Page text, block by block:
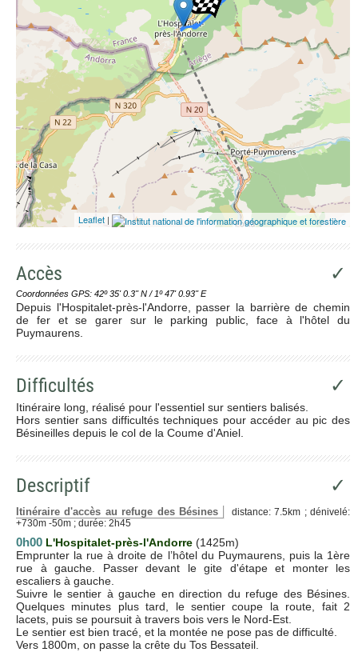
Leaflet |
Accès ✓
Coordonnées GPS: 42º 35' 0.3'' N / 1º 47' 0.93'' E
Depuis l'Hospitalet-près-l'Andorre, passer la barrière de chemin
de fer et se garer sur le parking public, face à l'hôtel du
Puymaurens.
Difficultés ✓
Itinéraire long, réalisé pour l'essentiel sur sentiers balisés.
Hors sentier sans difficultés techniques pour accéder au pic des
Bésineilles depuis le col de la Coume d'Aniel.
Descriptif ✓
Itinéraire d'accès au refuge des Bésines
distance: 7.5km ; dénivelé:
+730m -50m ; durée: 2h45
0h00 L'Hospitalet-près-l'Andorre (1425m)
Emprunter la rue à droite de l’hôtel du Puymaurens, puis la 1ère
rue à gauche. Passer devant le gite d'étape et monter les
escaliers à gauche.
Suivre le sentier à gauche en direction du refuge des Bésines.
Quelques minutes plus tard, le sentier coupe la route, fait 2
lacets, puis se poursuit à travers bois vers le Nord-Est.
Le sentier est bien tracé, et la montée ne pose pas de difficulté.
Vers 1800m, on passe la crête du Tos Bessateil.